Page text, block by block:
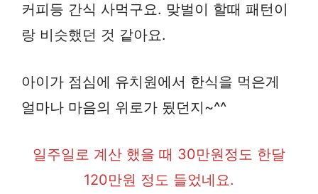
커피등 간식 사먹구요. 맞벌이 할때 패턴이
랑 비슷했던 것 같아요.
아이가 점심에 유치원에서 한식을 먹은게
얼마나 마음의 위로가 됬던지~^^
일주일로 계산 했을 때 30만원정도 한달
120만원 정도 들었네요.